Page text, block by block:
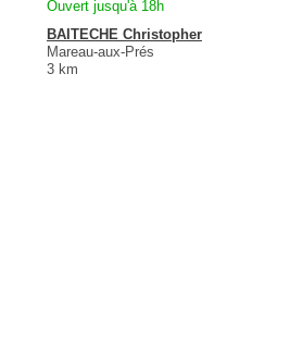
Ouvert jusqu'à 18h
BAITECHE Christopher
Mareau-aux-Prés
3 km